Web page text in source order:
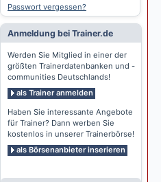
Passwort vergessen?
Anmeldung bei Trainer.de
Werden Sie Mitglied in einer der
größten Trainerdatenbanken und -
communities Deutschlands!
als Trainer anmelden
Haben Sie interessante Angebote
für Trainer? Dann werben Sie
kostenlos in unserer Trainerbörse!
als Börsenanbieter inserieren